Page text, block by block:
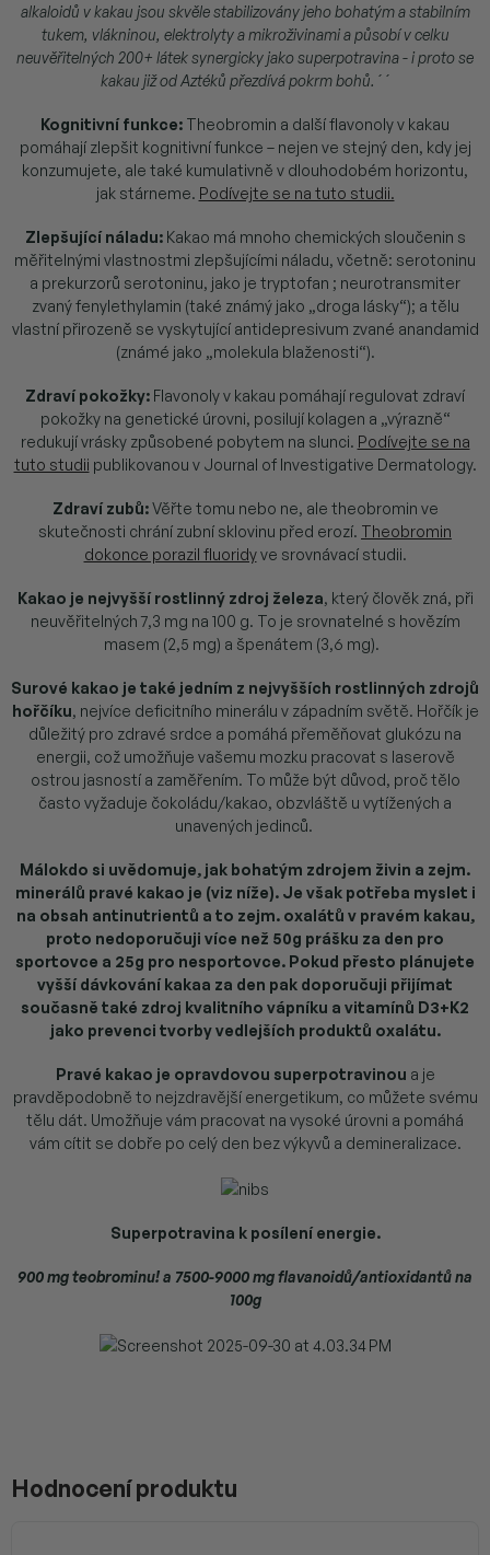
alkaloidů v kakau jsou skvěle stabilizovány jeho bohatým a stabilním
tukem, vlákninou, elektrolyty a mikroživinami a působí v celku
neuvěřitelných 200+ látek synergicky jako superpotravina - i proto se
kakau již od Aztéků přezdívá pokrm bohů.´´
Kognitivní funkce: Theobromin a další flavonoly v kakau
pomáhají zlepšit kognitivní funkce – nejen ve stejný den, kdy jej
konzumujete, ale také kumulativně v dlouhodobém horizontu,
jak stárneme. Podívejte se na tuto studii.
Zlepšující náladu: Kakao má mnoho chemických sloučenin s
měřitelnými vlastnostmi zlepšujícími náladu, včetně: serotoninu
a prekurzorů serotoninu, jako je tryptofan ; neurotransmiter
zvaný fenylethylamin (také známý jako „droga lásky“); a tělu
vlastní přirozeně se vyskytující antidepresivum zvané anandamid
(známé jako „molekula blaženosti“).
Zdraví pokožky: Flavonoly v kakau pomáhají regulovat zdraví
pokožky na genetické úrovni, posilují kolagen a „výrazně“
redukují vrásky způsobené pobytem na slunci. Podívejte se na
tuto studii publikovanou v Journal of Investigative Dermatology.
Zdraví zubů:Věřte tomu nebo ne, ale theobromin ve
skutečnosti chrání zubní sklovinu před erozí. Theobromin
dokonce porazil fluoridyve srovnávací studii.
Kakao je nejvyšší rostlinný zdroj železa, který člověk zná, při
neuvěřitelných 7,3 mg na 100 g. To je srovnatelné s hovězím
masem (2,5 mg) a špenátem (3,6 mg).
Surové kakao je také jedním z nejvyšších rostlinných zdrojů
hořčíku, nejvíce deficitního minerálu v západním světě. Hořčík je
důležitý pro zdravé srdce a pomáhá přeměňovat glukózu na
energii, což umožňuje vašemu mozku pracovat s laserově
ostrou jasností a zaměřením. To může být důvod, proč tělo
často vyžaduje čokoládu/kakao, obzvláště u vytížených a
unavených jedinců.
Málokdo si uvědomuje, jak bohatým zdrojem živin a zejm.
minerálů pravé kakao je (viz níže). Je však potřeba myslet i
na obsah antinutrientů a to zejm. oxalátů v pravém kakau,
proto nedoporučuji více než 50g prášku za den pro
sportovce a 25g pro nesportovce. Pokud přesto plánujete
vyšší dávkování kakaa za den pak doporučuji přijímat
současně také zdroj kvalitního vápníku a vitamínů D3+K2
jako prevenci tvorby vedlejších produktů oxalátu.
Pravé kakao je opravdovou superpotravinou a je
pravděpodobně to nejzdravější energetikum, co můžete svému
tělu dát. Umožňuje vám pracovat na vysoké úrovni a pomáhá
vám cítit se dobře po celý den bez výkyvů a demineralizace.
Superpotravina k posílení energie.
900 mg teobrominu! a 7500-9000 mg flavanoidů/antioxidantů na
100g
Hodnocení produktu
i